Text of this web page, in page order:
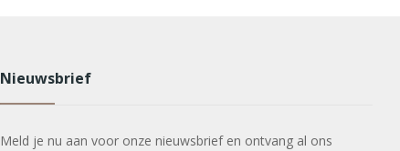
Nieuwsbrief
Meld je nu aan voor onze nieuwsbrief en ontvang al ons